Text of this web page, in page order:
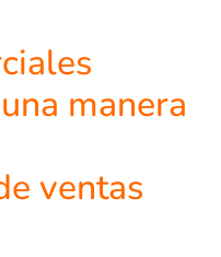
manera
ventas